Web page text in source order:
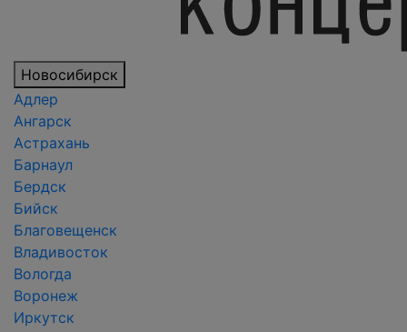
Новосибирск
Адлер
Ангарск
Астрахань
Барнаул
Бердск
Бийск
Благовещенск
Владивосток
Вологда
Воронеж
Иркутск